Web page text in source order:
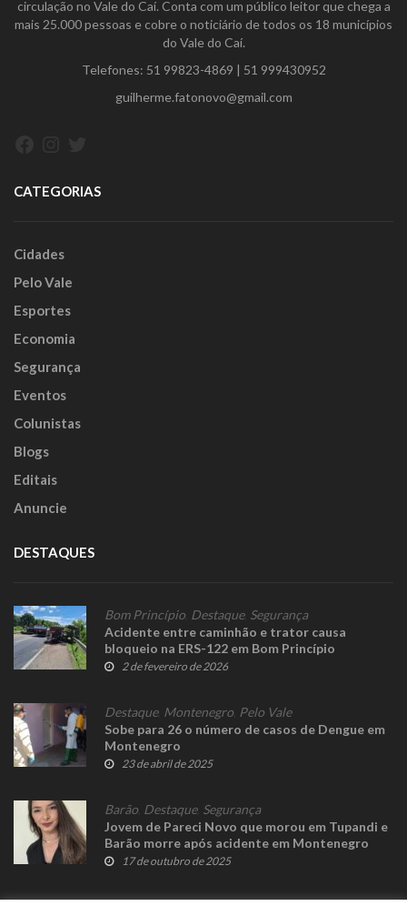
circulação no Vale do Caí. Conta com um público leitor que chega a
mais 25.000 pessoas e cobre o noticiário de todos os 18 municípios
do Vale do Caí.
Telefones: 51 99823-4869 | 51 999430952
guilherme.fatonovo@gmail.com
CATEGORIAS
Cidades
Pelo Vale
Esportes
Economia
Segurança
Eventos
Colunistas
Blogs
Editais
Anuncie
DESTAQUES
Bom Princípio Destaque, Segurança
Acidente entre caminhão e trator causa
bloqueio na ERS-122 em Bom Princípio
2 de fevereiro de 2026
Destaque, Montenegro Pelo Vale
Sobe para 26 o número de casos de Dengue em
Montenegro
23 de abril de 2025
Barão Destaque, Segurança
Jovem de Pareci Novo que morou em Tupandi e
Barão morre após acidente em Montenegro
17 de outubro de 2025